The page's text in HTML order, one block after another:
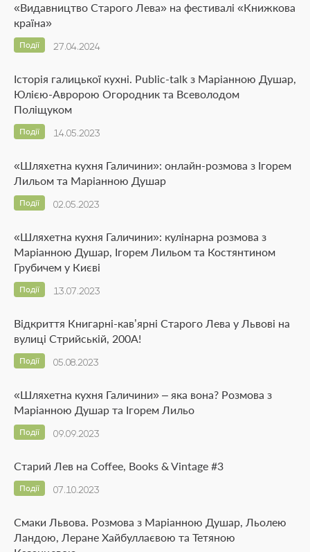
«Видавництво Старого Лева» на фестивалі «Книжкова
країна»
27.04.2024
Події
Історія галицької кухні. Public-talk з Маріанною Душар,
Юлією-Авророю Огородник та Всеволодом
Поліщуком
14.05.2023
Події
«Шляхетна кухня Галичини»: онлайн-розмова з Ігорем
Лильом та Маріанною Душар
02.05.2023
Події
«Шляхетна кухня Галичини»: кулінарна розмова з
Маріанною Душар, Ігорем Лильом та Костянтином
Грубичем у Києві
13.07.2023
Події
Відкриття Книгарні-кав’ярні Старого Лева у Львові на
вулиці Стрийській, 200А!
05.08.2023
Події
«Шляхетна кухня Галичини» – яка вона? Розмова з
Маріанною Душар та Ігорем Лильо
09.09.2023
Події
Старий Лев на Coffee, Books & Vintage #3
07.10.2023
Події
Смаки Львова. Розмова з Маріанною Душар, Льолею
Ландою, Леране Хайбуллаєвою та Тетяною